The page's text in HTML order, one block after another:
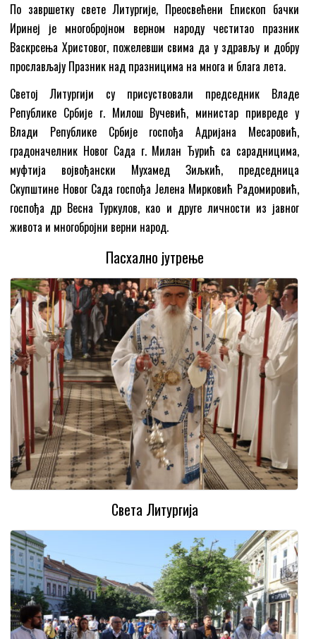
По завршетку свете Литургије, Преосвећени Епископ бачки
Иринеј је многобројном верном народу честитао празник
Васкрсења Христовог, пожелевши свима да у здрављу и добру
прослављају Празник над празницима на многа и блага лета.
Светој Литургији су присуствовали председник Владе
Републике Србије г. Милош Вучевић, министар привреде у
Влади Републике Србије госпођа Адријана Месаровић,
градоначелник Новог Сада г. Милан Ђурић са сарадницима,
муфтија војвођански Мухамед Зиљкић, председница
Скупштине Новог Сада госпођа Јелена Мирковић Радомировић,
госпођа др Весна Туркулов, као и друге личности из јавног
живота и многобројни верни народ.
Пасхално јутрење
Света Литургија